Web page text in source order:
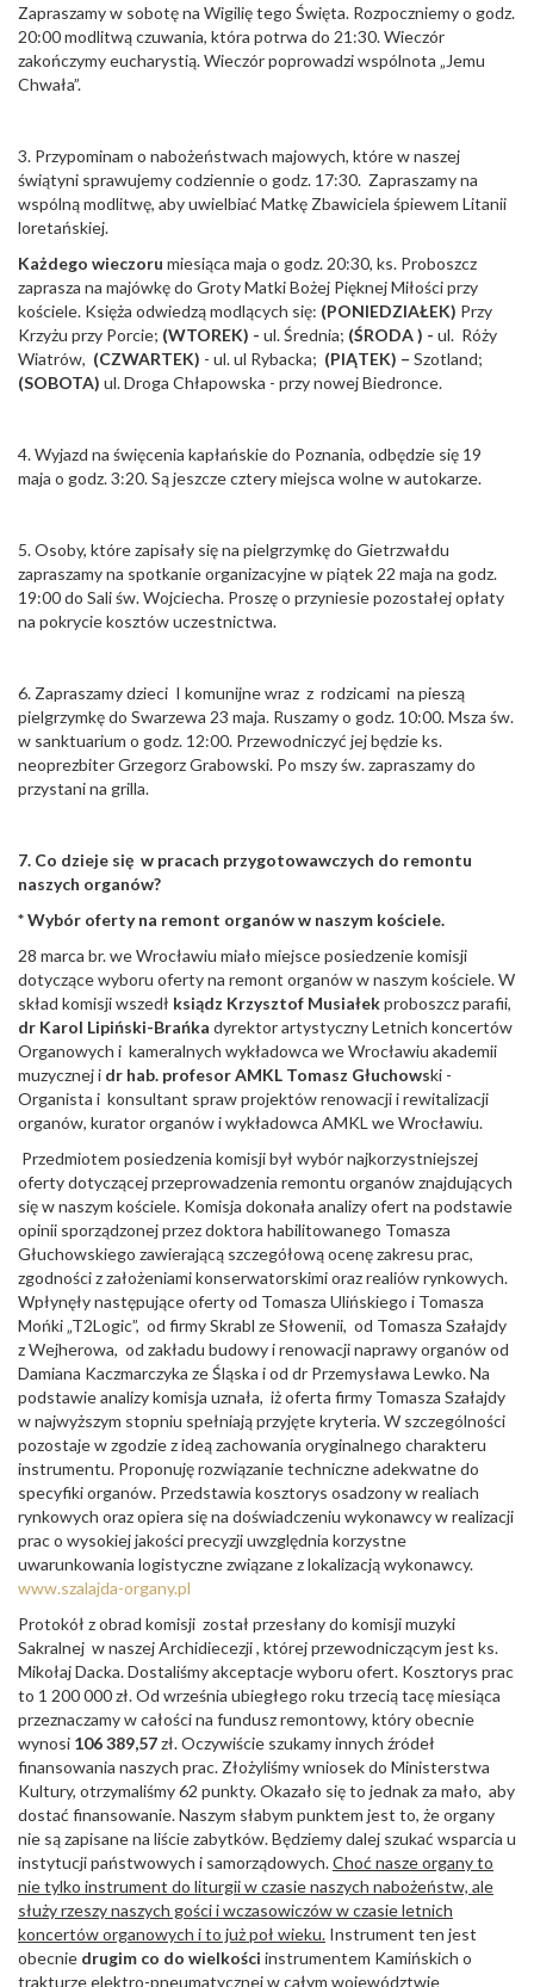
Zapraszamy w sobotę na Wigilię tego Święta. Rozpoczniemy o godz.
20:00 modlitwą czuwania, która potrwa do 21:30. Wieczór
zakończymy eucharystią. Wieczór poprowadzi wspólnota „Jemu
Chwała”.
3. Przypominam o nabożeństwach majowych, które w naszej
świątyni sprawujemy codziennie o godz. 17:30. Zapraszamy na
wspólną modlitwę, aby uwielbiać Matkę Zbawiciela śpiewem Litanii
loretańskiej.
Każdego wieczoru miesiąca maja o godz. 20:30, ks. Proboszcz
zaprasza na majówkę do Groty Matki Bożej Pięknej Miłości przy
kościele. Księża odwiedzą modlących się: (PONIEDZIAŁEK) Przy
Krzyżu przy Porcie; (WTOREK) - ul. Średnia; (ŚRODA ) - ul. Róży
Wiatrów, (CZWARTEK) - ul. ul Rybacka; (PIĄTEK) – Szotland;
(SOBOTA) ul. Droga Chłapowska - przy nowej Biedronce.
4. Wyjazd na święcenia kapłańskie do Poznania, odbędzie się 19
maja o godz. 3:20. Są jeszcze cztery miejsca wolne w autokarze.
5. Osoby, które zapisały się na pielgrzymkę do Gietrzwałdu
zapraszamy na spotkanie organizacyjne w piątek 22 maja na godz.
19:00 do Sali św. Wojciecha. Proszę o przyniesie pozostałej opłaty
na pokrycie kosztów uczestnictwa.
6. Zapraszamy dzieci I komunijne wraz z rodzicami na pieszą
pielgrzymkę do Swarzewa 23 maja. Ruszamy o godz. 10:00. Msza św.
w sanktuarium o godz. 12:00. Przewodniczyć jej będzie ks.
neoprezbiter Grzegorz Grabowski. Po mszy św. zapraszamy do
przystani na grilla.
7. Co dzieje się w pracach przygotowawczych do remontu
naszych organów?
* Wybór oferty na remont organów w naszym kościele.
28 marca br. we Wrocławiu miało miejsce posiedzenie komisji
dotyczące wyboru oferty na remont organów w naszym kościele. W
skład komisji wszedł ksiądz Krzysztof Musiałekproboszcz parafii,
dr Karol Lipiński-Brańka dyrektor artystyczny Letnich koncertów
Organowych i kameralnych wykładowca we Wrocławiu akademii
muzycznej i dr hab. profesor AMKL Tomasz Głuchowski -
Organista i konsultant spraw projektów renowacji i rewitalizacji
organów, kurator organów i wykładowca AMKL we Wrocławiu.
Przedmiotem posiedzenia komisji był wybór najkorzystniejszej
oferty dotyczącej przeprowadzenia remontu organów znajdujących
się w naszym kościele. Komisja dokonała analizy ofert na podstawie
opinii sporządzonej przez doktora habilitowanego Tomasza
Głuchowskiego zawierającą szczegółową ocenę zakresu prac,
zgodności z założeniami konserwatorskimi oraz realiów rynkowych.
Wpłynęły następujące oferty od Tomasza Ulińskiego i Tomasza
Mońki „T2Logic”, od firmy Skrabl ze Słowenii, od Tomasza Szałajdy
z Wejherowa, od zakładu budowy i renowacji naprawy organów od
Damiana Kaczmarczyka ze Śląska i od dr Przemysława Lewko. Na
podstawie analizy komisja uznała, iż oferta firmy Tomasza Szałajdy
w najwyższym stopniu spełniają przyjęte kryteria. W szczególności
pozostaje w zgodzie z ideą zachowania oryginalnego charakteru
instrumentu. Proponuję rozwiązanie techniczne adekwatne do
specyfiki organów. Przedstawia kosztorys osadzony w realiach
rynkowych oraz opiera się na doświadczeniu wykonawcy w realizacji
prac o wysokiej jakości precyzji uwzględnia korzystne
uwarunkowania logistyczne związane z lokalizacją wykonawcy.
www.szalajda-organy.pl
Protokół z obrad komisji został przesłany do komisji muzyki
Sakralnej w naszej Archidiecezji , której przewodniczącym jest ks.
Mikołaj Dacka. Dostaliśmy akceptacje wyboru ofert. Kosztorys prac
to 1 200 000 zł. Od września ubiegłego roku trzecią tacę miesiąca
przeznaczamy w całości na fundusz remontowy, który obecnie
wynosi 106 389,57zł. Oczywiście szukamy innych źródeł
finansowania naszych prac. Złożyliśmy wniosek do Ministerstwa
Kultury, otrzymaliśmy 62 punkty. Okazało się to jednak za mało, aby
dostać finansowanie. Naszym słabym punktem jest to, że organy
nie są zapisane na liście zabytków. Będziemy dalej szukać wsparcia u
instytucji państwowych i samorządowych.Choć nasze organy to
nie tylko instrument do liturgii w czasie naszych nabożeństw, ale
służy rzeszy naszych gości i wczasowiczów w czasie letnich
koncertów organowych i to już poł wieku. Instrument ten jest
obecnie drugim co do wielkości instrumentem Kamińskich o
trakturze elektro-pneumatycznej w całym województwie